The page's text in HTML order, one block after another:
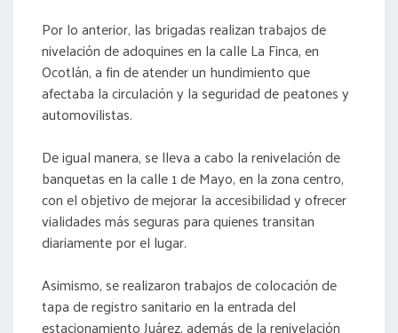
Por lo anterior, las brigadas realizan trabajos de
nivelación de adoquines en la calle La Finca, en
Ocotlán, a fin de atender un hundimiento que
afectaba la circulación y la seguridad de peatones y
automovilistas.
De igual manera, se lleva a cabo la renivelación de
banquetas en la calle 1 de Mayo, en la zona centro,
con el objetivo de mejorar la accesibilidad y ofrecer
vialidades más seguras para quienes transitan
diariamente por el lugar.
Asimismo, se realizaron trabajos de colocación de
tapa de registro sanitario en la entrada del
estacionamiento Juárez, además de la renivelación